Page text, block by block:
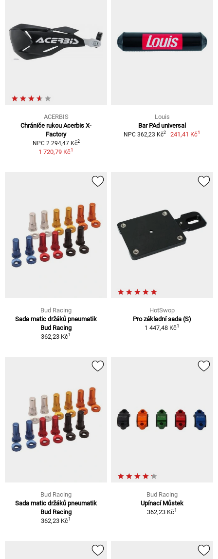
ACERBIS
Chrániče rukou Acerbis X-
Factory
NPC 2 294,47 Kč2
1 720,79 Kč1
Louis
Bar PAd universal
NPC 362,23 Kč2 241,41 Kč1
Bud Racing
Sada matic držáků pneumatik
Bud Racing
362,23 Kč1
HotSwop
Pro základní sada (S)
1 447,48 Kč1
Bud Racing
Sada matic držáků pneumatik
Bud Racing
362,23 Kč1
Bud Racing
Upínací Můstek
362,23 Kč1